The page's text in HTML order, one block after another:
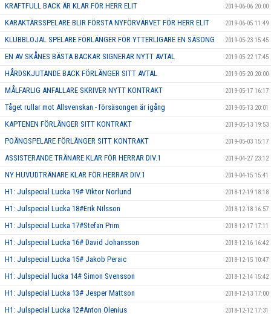
KRAFTFULL BACK ÄR KLAR FÖR HERR ELIT 2019-06-06 20:00
KARAKTÄRSSPELARE BLIR FÖRSTA NYFÖRVÄRVET FÖR HERR ELIT 2019-06-05 11:49
KLUBBLOJAL SPELARE FÖRLÄNGER FÖR YTTERLIGARE EN SÄSONG 2019-05-23 15:45
EN AV SKÅNES BÄSTA BACKAR SIGNERAR NYTT AVTAL 2019-05-22 17:45
HÅRDSKJUTANDE BACK FÖRLÄNGER SITT AVTAL 2019-05-20 20:00
MÅLFARLIG ANFALLARE SKRIVER NYTT KONTRAKT 2019-05-17 16:17
Tåget rullar mot Allsvenskan - försäsongen är igång 2019-05-13 20:01
KAPTENEN FÖRLÄNGER SITT KONTRAKT 2019-05-13 19:53
POÄNGSPELARE FÖRLÄNGER SITT KONTRAKT 2019-05-03 15:17
ASSISTERANDE TRÄNARE KLAR FÖR HERRAR DIV.1 2019-04-27 23:12
NY HUVUDTRÄNARE KLAR FÖR HERRAR DIV.1 2019-04-15 15:41
H1: Julspecial Lucka 19# Viktor Norlund 2018-12-19 18:18
H1: Julspecial Lucka 18#Erik Nilsson 2018-12-18 16:57
H1: Julspecial Lucka 17#Stefan Prim 2018-12-17 17:11
H1: Julspecial Lucka 16# David Johansson 2018-12-16 16:42
H1: Julspecial Lucka 15# Jakob Peraic 2018-12-15 10:47
H1: Julspecial lucka 14# Simon Svensson 2018-12-14 15:42
H1: Julspecial Lucka 13# Jesper Mattson 2018-12-13 17:00
H1: Julspecial Lucka 12#Anton Olenius 2018-12-12 17:31